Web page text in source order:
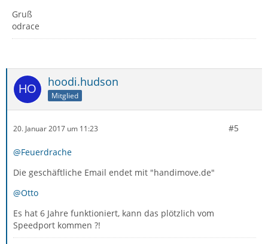
Gruß
odrace
hoodi.hudson
Mitglied
20. Januar 2017 um 11:23 #5
@Feuerdrache
Die geschäftliche Email endet mit "handimove.de"
@Otto
Es hat 6 Jahre funktioniert, kann das plötzlich vom
Speedport kommen ?!